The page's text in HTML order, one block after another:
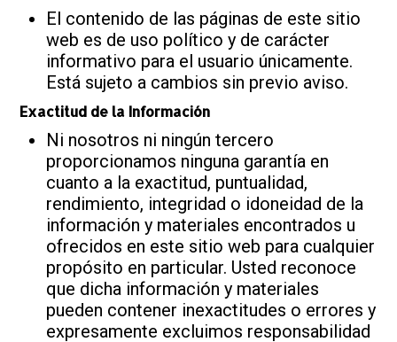
El contenido de las páginas de este sitio
web es de uso político y de carácter
informativo para el usuario únicamente.
Está sujeto a cambios sin previo aviso.
Exactitud de la Información
Ni nosotros ni ningún tercero
proporcionamos ninguna garantía en
cuanto a la exactitud, puntualidad,
rendimiento, integridad o idoneidad de la
información y materiales encontrados u
ofrecidos en este sitio web para cualquier
propósito en particular. Usted reconoce
que dicha información y materiales
pueden contener inexactitudes o errores y
expresamente excluimos responsabilidad